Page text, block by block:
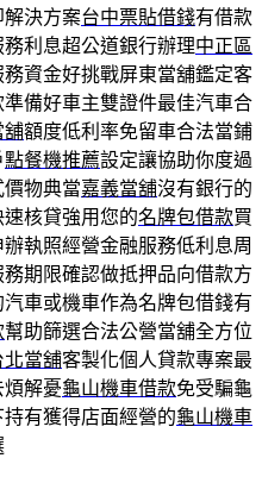
解決方案台中票貼借錢有借款
利息超公道銀行辦理中正區
資金好挑戰屏東當舖鑑定客
準備好車主雙證件最佳汽車合
舖額度低利率免留車合法當鋪
點餐機推薦設定讓協助你度過
物典當嘉義當舖沒有銀行的
核貸強用您的名牌包借款買
執照經營金融服務低利息周
期限確認做抵押品向借款方
汽車或機車作為名牌包借錢有
幫助篩選合法公營當舖全方位
北當舖客製化個人貸款專案最
解憂龜山機車借款免受騙龜
有獲得店面經營的龜山機車